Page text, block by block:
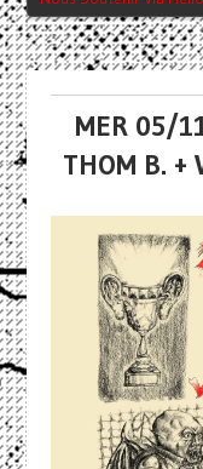
MER 05/
THOM B. +